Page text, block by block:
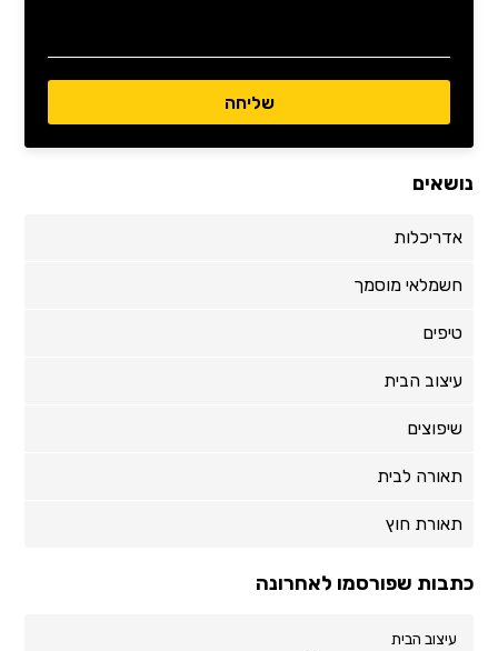
נושאים
אדריכלות
חשמלאי מוסמך
טיפים
עיצוב הבית
שיפוצים
תאורה לבית
תאורת חוץ
כתבות שפורסמו לאחרונה
עיצוב הבית